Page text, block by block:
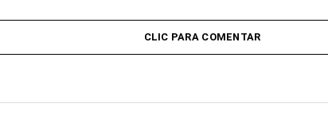
CLIC PARA COMENTAR